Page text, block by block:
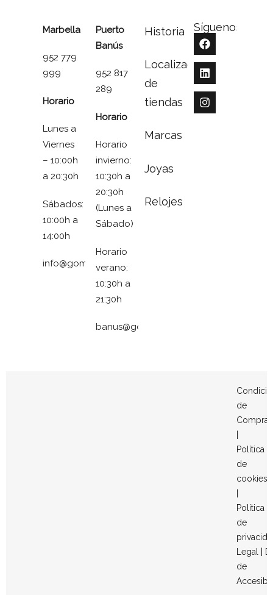
Marbella
952 779
999
Horario
Lunes a
Viernes
– 10:00h
a 20:30h
Sábados:
10:00h a
14:00h
info@gomezymolina.com
Puerto
Banús
952 817
289
Horario
Horario
invierno:
10:30h a
20:30h
(Lunes a
Sábado)
Horario
verano:
10:30h a
21:30h
banus@gomezymolina.com
Historia
Localizador
de
tiendas
Marcas
Joyas
Relojes
Síguenos
de
Compra
Política
de
cookies
Política
de
Legal
de